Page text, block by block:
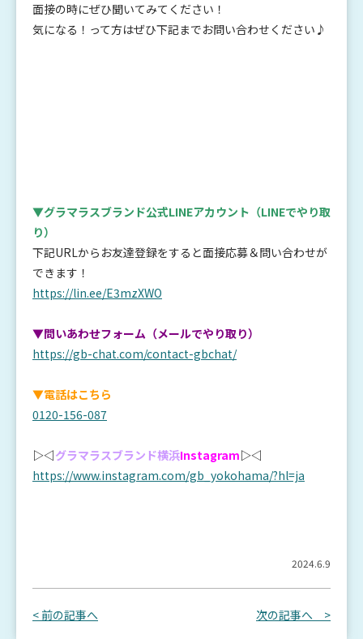
面接の時にぜひ聞いてみてください！
気になる！って方はぜひ下記までお問い合わせください♪
▼グラマラスブランド公式LINEアカウント （LINEでやり取
り）
下記URLからお友達登録をすると面接応募＆問い合わせが
できます！
https://lin.ee/E3mzXWO
▼問いあわせフォーム（メールでやり取り）
https://gb-chat.com/contact-gbchat/
▼電話はこちら
0120-156-087
▷◁グラマラスブランド横浜Instagram▷◁
https://www.instagram.com/gb_yokohama/?hl=ja
2024.6.9
< 前の記事へ 次の記事へ >